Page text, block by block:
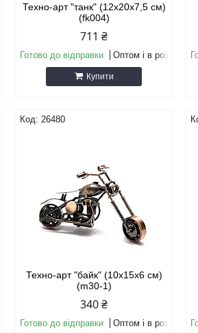
Техно-арт "танк" (12х20х7,5 см)
(fk004)
711 ₴
Готово до відправки Оптом і в роздріб
Купити
26480
Техно-арт "байк" (10х15х6 см)
(m30-1)
340 ₴
Готово до відправки Оптом і в роздріб